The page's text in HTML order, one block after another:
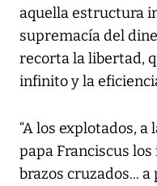
aquella estructura
supremacía del
recorta la libertad,
infinito y la
“A los explotados,
papa Franciscus
brazos cruzados...